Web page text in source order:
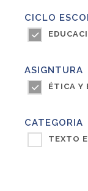
CICLO
ASIGNTURA
ÉTICA Y
CATEGORIA
TEXTO